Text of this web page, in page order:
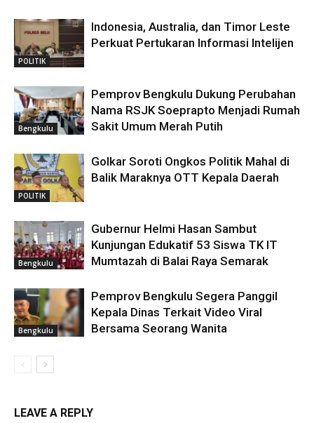
POLITIK
Indonesia, Australia, dan Timor Leste
Perkuat Pertukaran Informasi Intelijen
Bengkulu
Pemprov Bengkulu Dukung Perubahan
Nama RSJK Soeprapto Menjadi Rumah
Sakit Umum Merah Putih
POLITIK
Golkar Soroti Ongkos Politik Mahal di
Balik Maraknya OTT Kepala Daerah
Bengkulu
Gubernur Helmi Hasan Sambut
Kunjungan Edukatif 53 Siswa TK IT
Mumtazah di Balai Raya Semarak
Bengkulu
Pemprov Bengkulu Segera Panggil
Kepala Dinas Terkait Video Viral
Bersama Seorang Wanita
LEAVE A REPLY